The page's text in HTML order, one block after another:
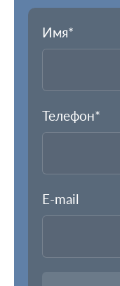
Имя*
Телефон*
E-mail